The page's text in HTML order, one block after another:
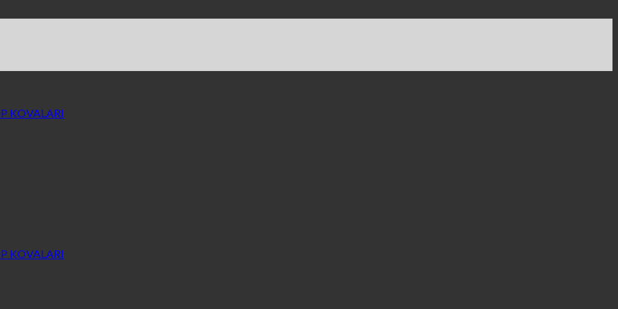
KOVALARI
KOVALARI